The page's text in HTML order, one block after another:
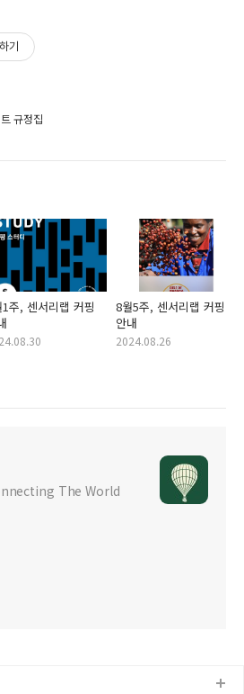
기
규정집
주, 센서리랩 커핑
8월5주, 센서리랩 커핑
안내
2024.08.26
The World